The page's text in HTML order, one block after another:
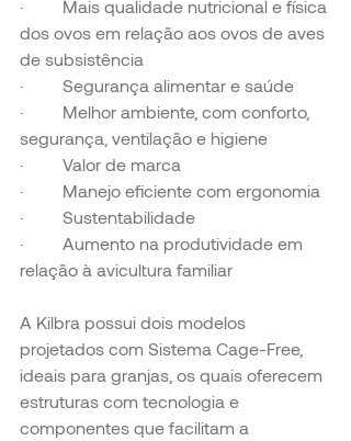
· Mais qualidade nutricional e física
dos ovos em relação aos ovos de aves
de subsistência
· Segurança alimentar e saúde
· Melhor ambiente, com conforto,
segurança, ventilação e higiene
· Valor de marca
· Manejo eficiente com ergonomia
· Sustentabilidade
· Aumento na produtividade em
relação à avicultura familiar
A Kilbra possui dois modelos
projetados com Sistema Cage-Free,
ideais para granjas, os quais oferecem
estruturas com tecnologia e
componentes que facilitam a